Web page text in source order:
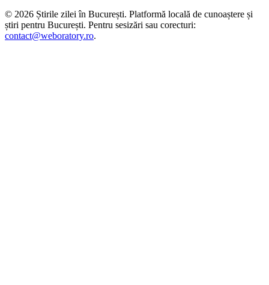
© 2026 Știrile zilei în București. Platformă locală de cunoaștere și
știri pentru București. Pentru sesizări sau corecturi:
contact@weboratory.ro.